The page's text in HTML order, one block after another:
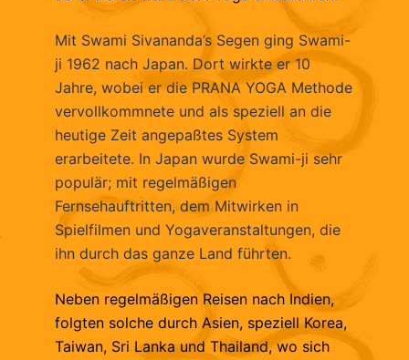
Mit Swami Sivananda’s Segen ging Swami-
ji 1962 nach Japan. Dort wirkte er 10
Jahre, wobei er die PRANA YOGA Methode
vervollkommnete und als speziell an die
heutige Zeit angepaßtes System
erarbeitete. In Japan wurde Swami-ji sehr
populär; mit regelmäßigen
Fernsehauftritten, dem Mitwirken in
Spielfilmen und Yogaveranstaltungen, die
ihn durch das ganze Land führten.
Neben regelmäßigen Reisen nach Indien,
folgten solche durch Asien, speziell Korea,
Taiwan, Sri Lanka und Thailand, wo sich